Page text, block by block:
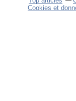
Cookies et